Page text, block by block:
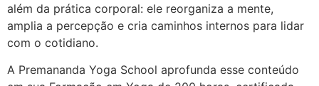
além da prática corporal: ele reorganiza a mente,
amplia a percepção e cria caminhos internos para lidar
com o cotidiano.
A Premananda Yoga School aprofunda esse conteúdo